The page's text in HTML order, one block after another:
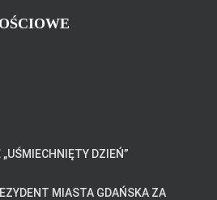
DZIEŃ”
MIASTA GDAŃSKA ZA